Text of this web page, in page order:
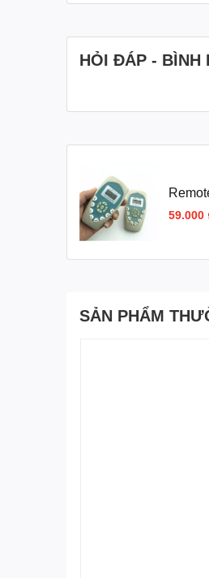
HỎI ĐÁP - BÌNH
59.000
SẢN PHẨM